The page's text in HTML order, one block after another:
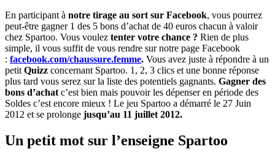
En participant à notre tirage au sort sur Facebook, vous pourrez
peut-être gagner 1 des 5 bons d’achat de 40 euros chacun à valoir
chez Spartoo. Vous voulez tenter votre chance ? Rien de plus
simple, il vous suffit de vous rendre sur notre page Facebook
: facebook.com/chaussure.femme. Vous avez juste à répondre à un
petit Quizz concernant Spartoo. 1, 2, 3 clics et une bonne réponse
plus tard vous serez sur la liste des potentiels gagnants. Gagner des
bons d’achat c’est bien mais pouvoir les dépenser en période des
Soldes c’est encore mieux ! Le jeu Spartoo a démarré le 27 Juin
2012 et se prolonge jusqu’au 11 juillet 2012.
Un petit mot sur l’enseigne Spartoo